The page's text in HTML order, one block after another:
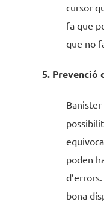
cursor
fa que
que no
5. Prevenció
Banister
poden
bona